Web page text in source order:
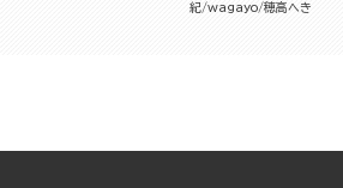
紀 wagayo 穂高へき